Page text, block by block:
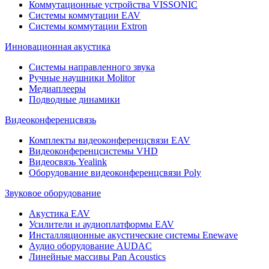
Коммутационные устройства VISSONIC
Системы коммутации EAV
Системы коммутации Extron
Инновационная акустика
Системы направленного звука
Ручные наушники Molitor
Медиаплееры
Подводные динамики
Видеоконференцсвязь
Комплекты видеоконференцсвязи EAV
Видеоконференцсистемы VHD
Видеосвязь Yealink
Оборудование видеоконференцсвязи Poly
Звуковое оборудование
Акустика EAV
Усилители и аудиоплатформы EAV
Инсталляционные акустические системы Enewave
Аудио оборудование AUDAC
Линейные массивы Pan Acoustics